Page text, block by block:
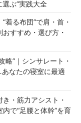
ぶ”実践大全
着る布団”で肩・首・
すすめ・選び方・
略”｜シンサレート・
なたの寝室に最適
き・筋力アシスト・
で“足腰と体幹”を育